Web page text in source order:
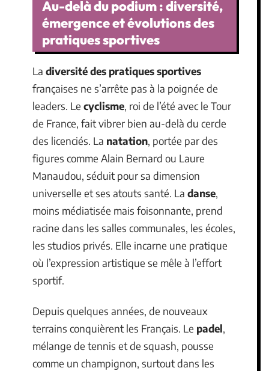
Au-delà du podium : diversité,
émergence et évolutions des
pratiques sportives
La diversité des pratiques sportives
françaises ne s’arrête pas à la poignée de
leaders. Le cyclisme, roi de l’été avec le Tour
de France, fait vibrer bien au-delà du cercle
des licenciés. La natation, portée par des
figures comme Alain Bernard ou Laure
Manaudou, séduit pour sa dimension
universelle et ses atouts santé. La danse,
moins médiatisée mais foisonnante, prend
racine dans les salles communales, les écoles,
les studios privés. Elle incarne une pratique
où l’expression artistique se mêle à l’effort
sportif.
Depuis quelques années, de nouveaux
terrains conquièrent les Français. Le padel,
mélange de tennis et de squash, pousse
comme un champignon, surtout dans les